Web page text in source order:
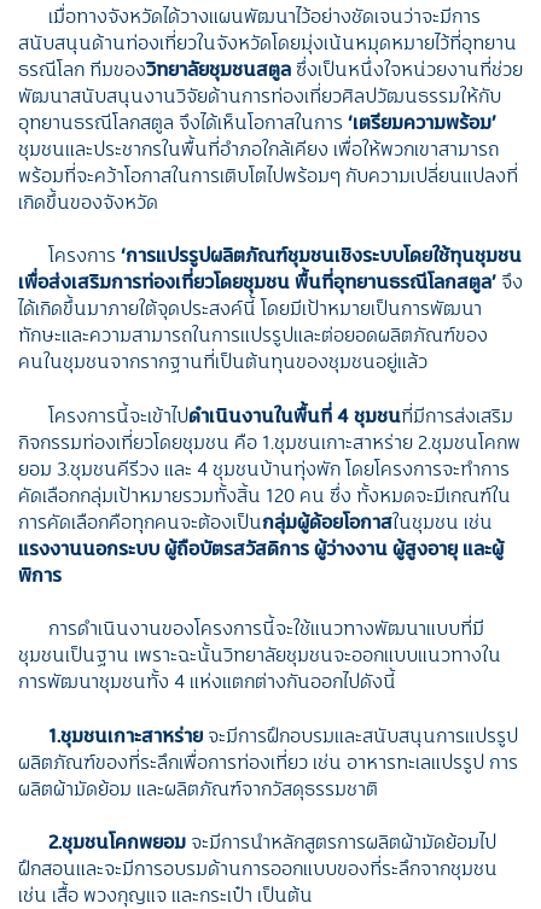
เมื่อทางจังหวัดได้วางแผนพัฒนาไว้อย่างชัดเจนว่าจะมีการ
สนับสนุนด้านท่องเที่ยวในจังหวัดโดยมุ่งเน้นหมุดหมายไว้ที่อุทยาน
ธรณีโลก ทีมของวิทยาลัยชุมชนสตูลซึ่งเป็นหนึ่งใจหน่วยงานที่ช่วย
พัฒนาสนับสนุนงานวิจัยด้านการท่องเที่ยวศิลปวัฒนธรรมให้กับ
อุทยานธรณีโลกสตูล จึงได้เห็นโอกาสในการ ‘เตรียมความพร้อม’
ชุมชนและประชากรในพื้นที่อำภอใกล้เคียง เพื่อให้พวกเขาสามารถ
พร้อมที่จะคว้าโอกาสในการเติบโตไปพร้อมๆ กับความเปลี่ยนแปลงที่
เกิดขึ้นของจังหวัด
โครงการ ‘การแปรรูปผลิตภัณฑ์ชุมชนเชิงระบบโดยใช้ทุนชุมชน
เพื่อส่งเสริมการท่องเที่ยวโดยชุมชน พื้นที่อุทยานธรณีโลกสตูล’ จึง
ได้เกิดขึ้นมาภายใต้จุดประสงค์นี้ โดยมีเป้าหมายเป็นการพัฒนา
ทักษะและความสามารถในการแปรรูปและต่อยอดผลิตภัณฑ์ของ
คนในชุมชนจากรากฐานที่เป็นต้นทุนของชุมชนอยู่แล้ว
โครงการนี้จะเข้าไปดำเนินงานในพื้นที่ 4 ชุมชนที่มีการส่งเสริม
กิจกรรมท่องเที่ยวโดยชุมชน คือ 1.ชุมชนเกาะสาหร่าย 2.ชุมชนโคกพ
ยอม 3.ชุมชนคีรีวง และ 4 ชุมชนบ้านทุ่งพัก โดยโครงการจะทำการ
คัดเลือกกลุ่มเป้าหมายรวมทั้งสิ้น 120 คน ซึ่ง ทั้งหมดจะมีเกณฑ์ใน
การคัดเลือกคือทุกคนจะต้องเป็นกลุ่มผู้ด้อยโอกาสในชุมชน เช่น
แรงงานนอกระบบ ผู้ถือบัตรสวัสดิการ ผู้ว่างงาน ผู้สูงอายุ และผู้
พิการ
การดำเนินงานของโครงการนี้จะใช้แนวทางพัฒนาแบบที่มี
ชุมชนเป็นฐาน เพราะฉะนั้นวิทยาลัยชุมชนจะออกแบบแนวทางใน
การพัฒนาชุมชนทั้ง 4 แห่งแตกต่างกันออกไปดังนี้
1.ชุมชนเกาะสาหร่าย จะมีการฝึกอบรมและสนับสนุนการแปรรูป
ผลิตภัณฑ์ของที่ระลึกเพื่อการท่องเที่ยว เช่น อาหารทะเลแปรรูป การ
ผลิตผ้ามัดย้อม และผลิตภัณฑ์จากวัสดุธรรมชาติ
2.ชุมชนโคกพยอม จะมีการนำหลักสูตรการผลิตผ้ามัดย้อมไป
ฝึกสอนและจะมีการอบรมด้านการออกแบบของที่ระลึกจากชุมชน
เช่น เสื้อ พวงกุญแจ และกระเป๋า เป็นต้น